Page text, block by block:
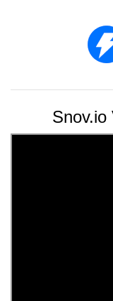
Snov.io